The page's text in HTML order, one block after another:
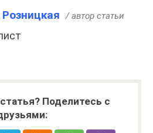
/ автор статьи
Поделитесь с